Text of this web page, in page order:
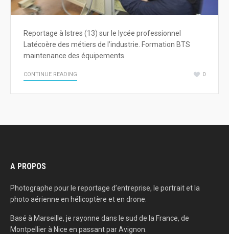
Reportage à Istres (13) sur le lycée professionnel
Latécoère des métiers de l’industrie. Formation BTS
maintenance des équipements.
CONTINUE READING 0
A PROPOS
Photographe pour le reportage d’entreprise, le portrait et la
photo aérienne en hélicoptère et en drone.
Basé à Marseille, je rayonne dans le sud de la France, de
Montpellier à Nice en passant par Avignon.